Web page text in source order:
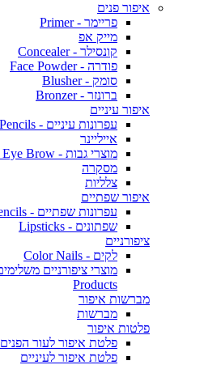
איפור פנים
פריימר - Primer
מייק אפ
קונסילר - Concealer
פודרה - Face Powder
סומק - Blusher
ברונזר - Bronzer
איפור עיניים
עפרונות עיניים - Eye Pencils
אייליינר
מוצרי גבות - For Eye Brow
מסקרה
צלליות
איפור שפתיים
עפרונות שפתיים - Lip Pencils
שפתונים - Lipsticks
ציפורניים
לקים - Color Nails
Products
מברשות איפור
מברשות
פלטות איפור
פלטת איפור לעור הפנים
פלטת איפור לעיניים